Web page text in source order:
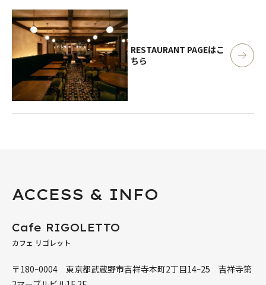
RESTAURANT PAGEはこ
ちら
ACCESS & INFO
Cafe RIGOLETTO
カフェ リゴレット
〒180ｰ0004 東京都武蔵野市吉祥寺本町2丁目14ｰ25 吉祥寺第